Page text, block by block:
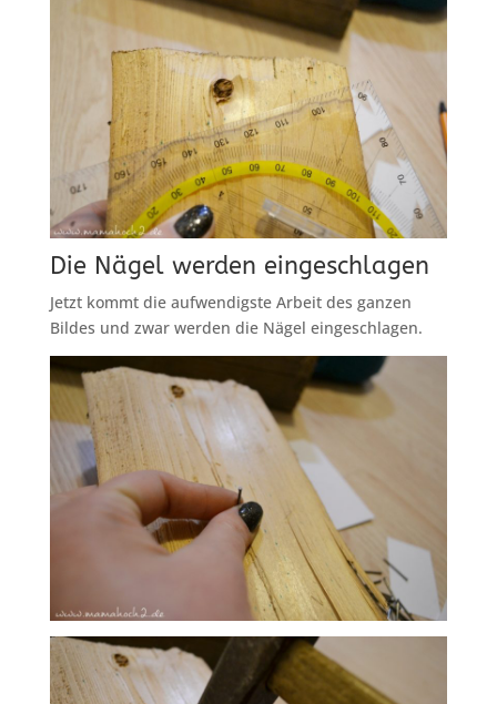
Die Nägel werden eingeschlagen
Jetzt kommt die aufwendigste Arbeit des ganzen
Bildes und zwar werden die Nägel eingeschlagen.